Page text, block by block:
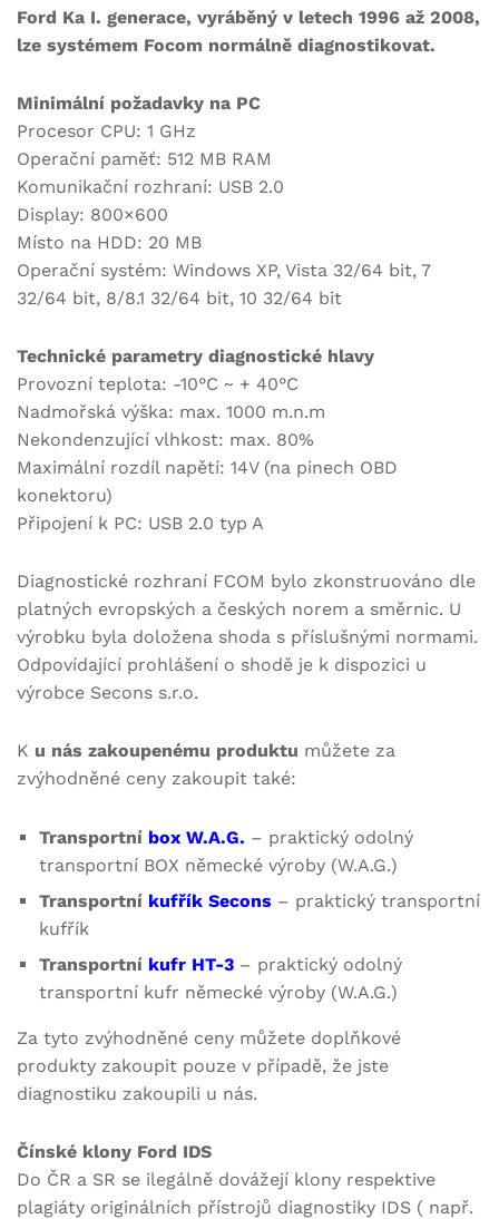
Ford Ka I. generace, vyráběný v letech 1996 až 2008,
lze systémem Focom normálně diagnostikovat.
Minimální požadavky na PC
Procesor CPU: 1 GHz
Operační paměť: 512 MB RAM
Komunikační rozhraní: USB 2.0
Display: 800×600
Místo na HDD: 20 MB
Operační systém: Windows XP, Vista 32/64 bit, 7
32/64 bit, 8/8.1 32/64 bit, 10 32/64 bit
Technické parametry diagnostické hlavy
Provozní teplota: -10°C ~ + 40°C
Nadmořská výška: max. 1000 m.n.m
Nekondenzující vlhkost: max. 80%
Maximální rozdíl napětí: 14V (na pinech OBD
konektoru)
Připojení k PC: USB 2.0 typ A
Diagnostické rozhraní FCOM bylo zkonstruováno dle
platných evropských a českých norem a směrnic. U
výrobku byla doložena shoda s příslušnými normami.
Odpovídající prohlášení o shodě je k dispozici u
výrobce Secons s.r.o.
K u nás zakoupenému produktu můžete za
zvýhodněné ceny zakoupit také:
Transportní box W.A.G. – praktický odolný
transportní BOX německé výroby (W.A.G.)
Transportní kufřík Secons – praktický transportní
kufřík
Transportní kufr HT-3 – praktický odolný
transportní kufr německé výroby (W.A.G.)
Za tyto zvýhodněné ceny můžete doplňkové
produkty zakoupit pouze v případě, že jste
diagnostiku zakoupili u nás.
Čínské klony Ford IDS
Do ČR a SR se ilegálně dovážejí klony respektive
plagiáty originálních přístrojů diagnostiky IDS ( např.